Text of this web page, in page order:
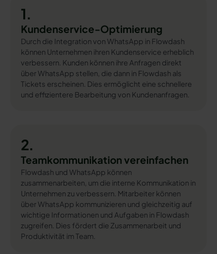
1.
Kundenservice-Optimierung
Durch die Integration von WhatsApp in Flowdash
können Unternehmen ihren Kundenservice erheblich
verbessern. Kunden können ihre Anfragen direkt
über WhatsApp stellen, die dann in Flowdash als
Tickets erscheinen. Dies ermöglicht eine schnellere
und effizientere Bearbeitung von Kundenanfragen.
2.
Teamkommunikation vereinfachen
Flowdash und WhatsApp können
zusammenarbeiten, um die interne Kommunikation in
Unternehmen zu verbessern. Mitarbeiter können
über WhatsApp kommunizieren und gleichzeitig auf
wichtige Informationen und Aufgaben in Flowdash
zugreifen. Dies fördert die Zusammenarbeit und
Produktivität im Team.